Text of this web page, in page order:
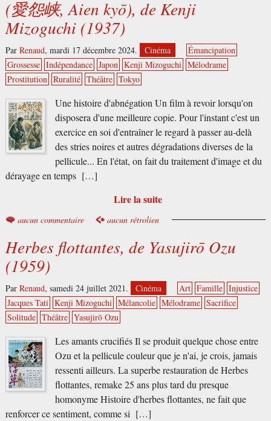
(愛怨峡, Aien kyō), de Kenji
Mizoguchi (1937)
Par Renaud, mardi 17 décembre 2024. Cinéma
Émancipation
Grossesse Indépendance Japon Kenji Mizoguchi Mélodrame
Prostitution Ruralité Théâtre Tokyo
Une histoire d'abnégation Un film à revoir lorsqu'on
disposera d'une meilleure copie. Pour l'instant c'est un
exercice en soi d'entraîner le regard à passer au-delà
des stries noires et autres dégradations diverses de la
pellicule... En l'état, on fait du traitement d'image et du
dérayage en temps […]
Lire la suite
aucun commentaire aucun rétrolien
Herbes flottantes, de Yasujirō Ozu
(1959)
Par Renaud, samedi 24 juillet 2021. Cinéma Art Famille Injustice
Jacques Tati Kenji Mizoguchi Mélancolie Mélodrame Sacrifice
Solitude Théâtre Yasujirō Ozu
Les amants crucifiés Il se produit quelque chose entre
Ozu et la pellicule couleur que je n'ai, je crois, jamais
ressenti ailleurs. La superbe restauration de Herbes
flottantes, remake 25 ans plus tard du presque
homonyme Histoire d'herbes flottantes, ne fait que
renforcer ce sentiment, comme si […]